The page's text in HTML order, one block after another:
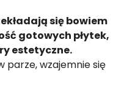
się bowiem
gotowych płytek,
estetyczne.
parze, wzajemnie się